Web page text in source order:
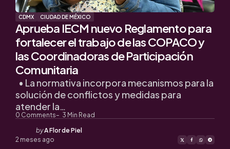
CDMX CIUDAD DE MÉXICO
Aprueba IECM nuevo Reglamento para
fortalecer el trabajo de las COPACO y
las Coordinadoras de Participación
Comunitaria
0 Comments 3 Min Read
• La normativa incorpora mecanismos para la
solución de conflictos y medidas para
atender la…
Posted
by
byA Flor de Piel
2 meses ago